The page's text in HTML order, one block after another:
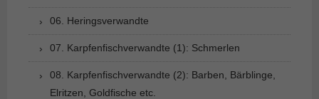
06. Heringsverwandte
07. Karpfenfischverwandte (1): Schmerlen
08. Karpfenfischverwandte (2): Barben, Bärblinge,
Elritzen, Goldfische etc.